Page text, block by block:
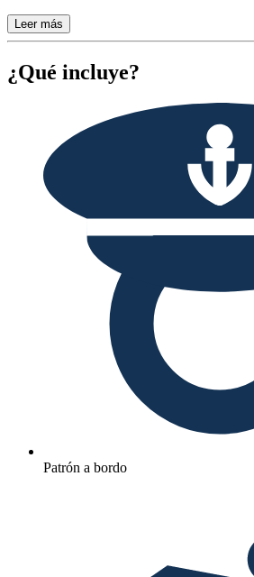
Leer más
¿Qué incluye?
Patrón a bordo